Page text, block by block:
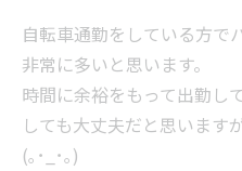
自転車通勤をしている方で
非常に多いと思います。
時間に余裕をもって出勤し
しても大丈夫だと思います
(｡･_･｡)